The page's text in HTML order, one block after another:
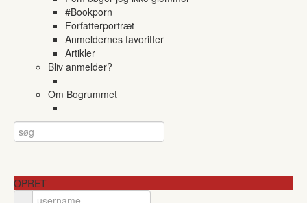
#Bookporn
Forfatterportræt
Anmeldernes favoritter
Artikler
Bliv anmelder?
Om Bogrummet
OPRET